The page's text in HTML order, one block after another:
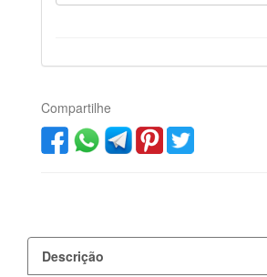
Compartilhe
Descrição